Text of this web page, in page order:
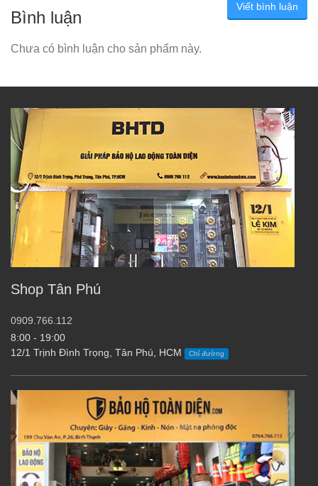
Viết bình luận
Bình luận
Chưa có bình luận cho sản phẩm này.
Shop Tân Phú
0909.766.112
8:00 - 19:00
12/1 Trịnh Đình Trọng, Tân Phú, HCM
Chỉ đường